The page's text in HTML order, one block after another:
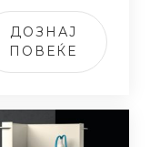
ДОЗНАЈ
ПОВЕЌЕ